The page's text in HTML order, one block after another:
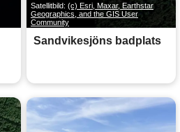
Satellitbild: (c) Esri, Maxar, Earthstar
Geographics, and the GIS User
Community
Sandvikesjöns badplats